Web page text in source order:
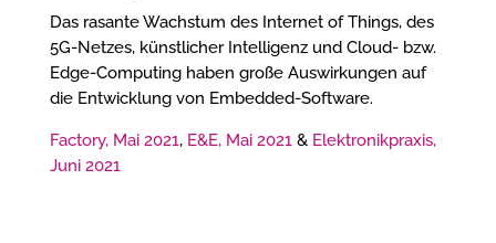
Das rasante Wachstum des Internet of Things, des
5G-Netzes, künstlicher Intelligenz und Cloud- bzw.
Edge-Computing haben große Auswirkungen auf
die Entwicklung von Embedded-Software.
Factory, Mai 2021, E&E, Mai 2021& Elektronikpraxis,
Juni 2021